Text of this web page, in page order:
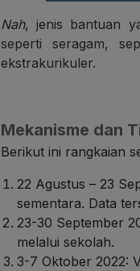
Nah, jenis bantuan
seperti seragam,
ekstrakurikuler.
Mekanisme dan
Berikut ini rangkaian
22 Agustus – 23
sementara. Data
23-30 September
melalui sekolah.
3-7 Oktober 2022: